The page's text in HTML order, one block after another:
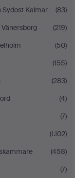
Kalmar
(83)
(219)
(50)
(155)
(283)
(4)
(7)
(1.102)
(458)
(7)